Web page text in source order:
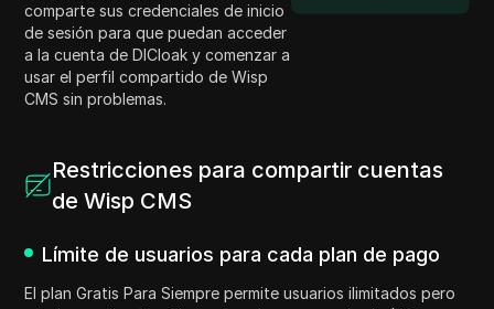
comparte sus credenciales de inicio
de sesión para que puedan acceder
a la cuenta de DICloak y comenzar a
usar el perfil compartido de Wisp
CMS sin problemas.
Restricciones para compartir cuentas
de Wisp CMS
Límite de usuarios para cada plan de pago
El plan Gratis Para Siempre permite usuarios ilimitados pero